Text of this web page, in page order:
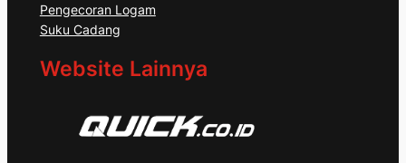
Pengecoran Logam
Suku Cadang
Website Lainnya